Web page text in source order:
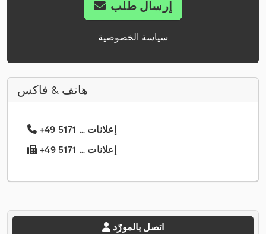
إرسال طلب
سياسة الخصوصية
هاتف & فاكس
+49 5171 ... إعلانات
+49 5171 ... إعلانات
اتصل بالمورّد